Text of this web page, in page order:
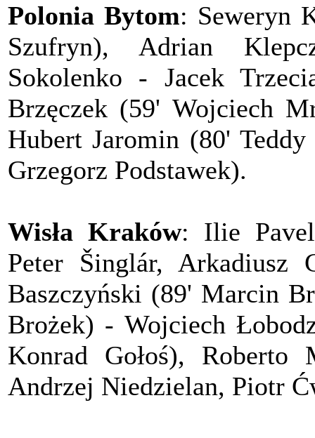
Polonia Bytom: Seweryn
Szufryn), Adrian
Sokolenko - Jacek
Brzęczek (59' Wojciech
Hubert Jaromin (80'
Grzegorz Podstawek).
Wisła Kraków: Ilie
Peter Šinglár, Arkadiusz
Baszczyński (89' Marcin
Brożek) - Wojciech
Konrad Gołoś), Roberto
Andrzej Niedzielan, Piotr